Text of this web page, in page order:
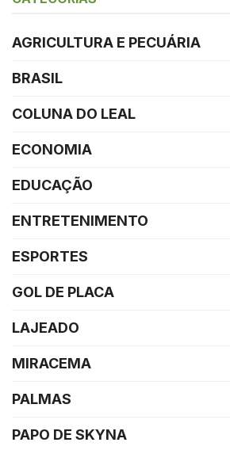
AGRICULTURA E PECUÁRIA
BRASIL
COLUNA DO LEAL
ECONOMIA
EDUCAÇÃO
ENTRETENIMENTO
ESPORTES
GOL DE PLACA
LAJEADO
MIRACEMA
PALMAS
PAPO DE SKYNA